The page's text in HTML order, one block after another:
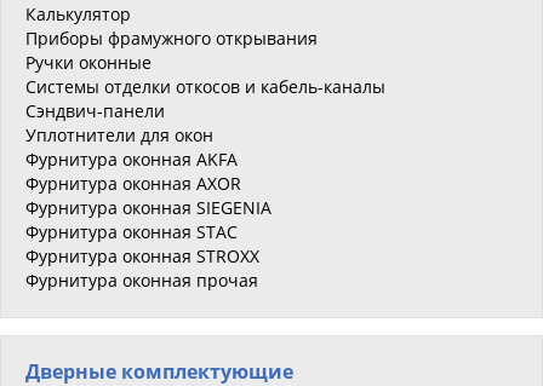
Калькулятор
Приборы фрамужного открывания
Ручки оконные
Системы отделки откосов и кабель-каналы
Сэндвич-панели
Уплотнители для окон
Фурнитура оконная AKFA
Фурнитура оконная AXOR
Фурнитура оконная SIEGENIA
Фурнитура оконная STAC
Фурнитура оконная STROXX
Фурнитура оконная прочая
Дверные комплектующие